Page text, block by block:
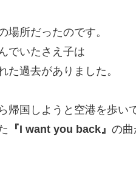
場所だったのです。
でいたさえ子は
た過去がありました。
帰国しようと空港を歩い
『I want you back』 の曲